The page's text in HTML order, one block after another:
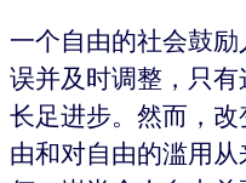
一个自由的社会鼓
误并及时调整，只
长足进步。然而，
由和对自由的滥用